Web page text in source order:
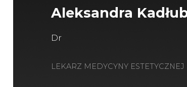
Aleksandra
Dr
LEKARZ MEDYCYNY ESTETYCZNEJ